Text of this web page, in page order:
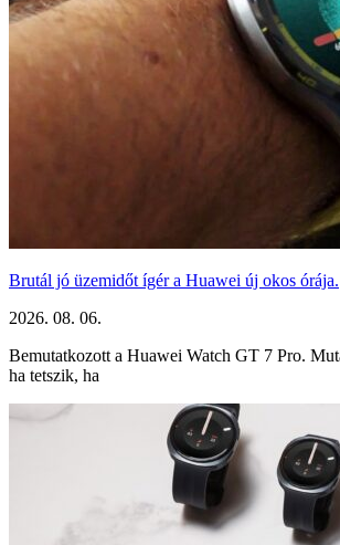
Brutál jó üzemidőt ígér a Huawei új okos órája.
2026. 08. 06.
Bemutatkozott a Huawei Watch GT 7 Pro.
ha tetszik, ha